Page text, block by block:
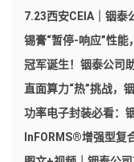
7.23西安CEIA｜铟泰
锡膏“暂停-响应”性能
冠军诞生！铟泰公司
直面算力“热”挑战，
功率电子封装必看：
InFORMS®增强型复